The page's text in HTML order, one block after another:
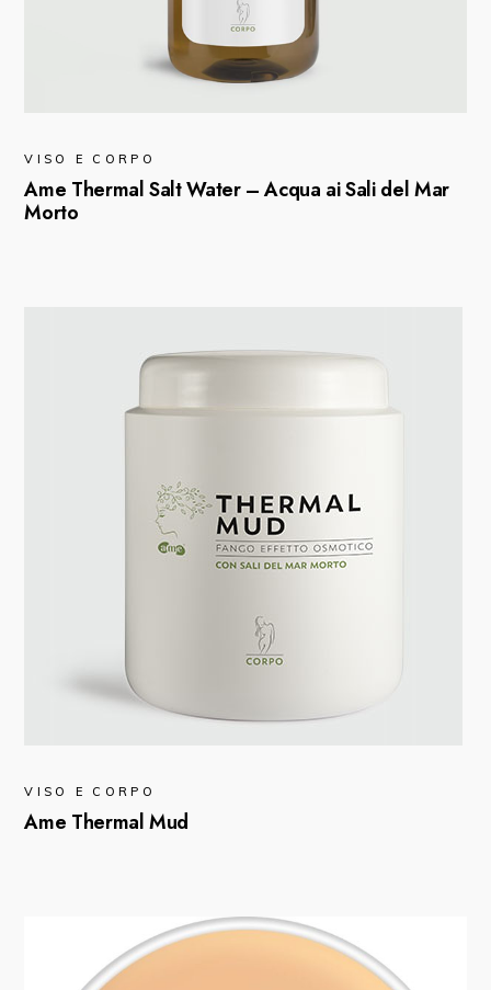
VISO E CORPO
Ame Thermal Salt Water – Acqua ai Sali del Mar
Morto
VISO E CORPO
Ame Thermal Mud